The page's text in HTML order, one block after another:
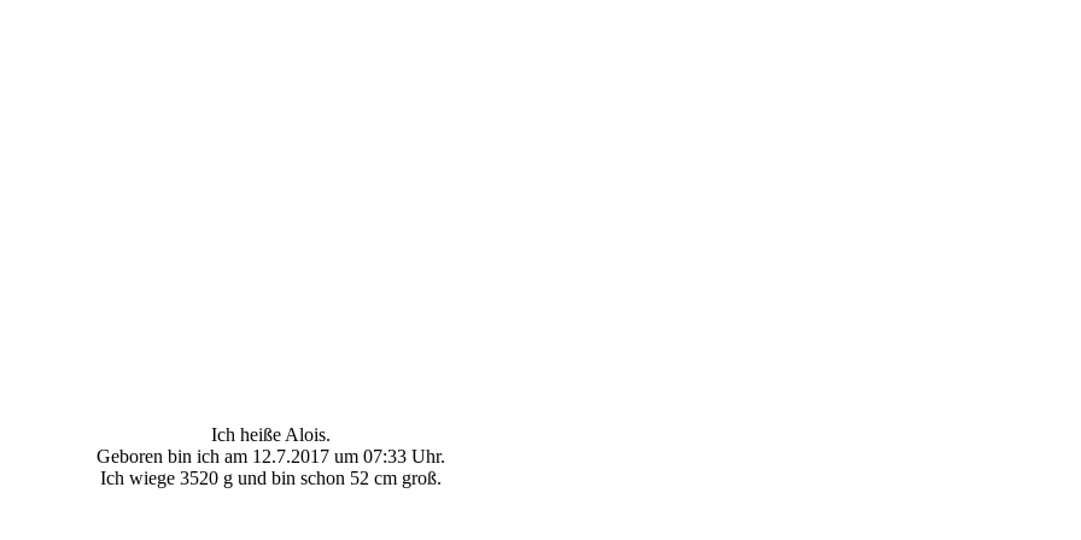
Ich heiße Alois.
Geboren bin ich am 12.7.2017 um 07:33 Uhr.
Ich wiege 3520 g und bin schon 52 cm groß.